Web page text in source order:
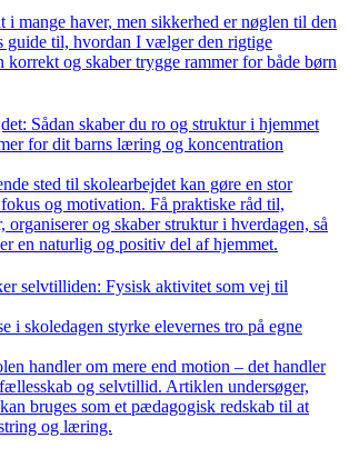
i mange haver, men sikkerhed er nøglen til den
guide til, hvordan I vælger den rigtige
korrekt og skaber trygge rammer for både børn
Sådan skaber du ro og struktur i hjemmet
for dit barns læring og koncentration
sted til skolearbejdet kan gøre en stor
og motivation. Få praktiske råd til,
organiserer og skaber struktur i hverdagen, så
en naturlig og positiv del af hjemmet.
selvtilliden: Fysisk aktivitet som vej til
i skoledagen styrke elevernes tro på egne
handler om mere end motion – det handler
og selvtillid. Artiklen undersøger,
bruges som et pædagogisk redskab til at
og læring.